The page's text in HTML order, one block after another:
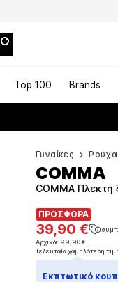
Top 100 Brands
Γυναίκες Ρούχα
ΠΡΟΣΦΟΡΑ
39,90 €
Αρχικά: 99,90 €
Τελευταία χαμηλότερη
ΠΡΟΣΦΟΡΑ
39,90 €
Αρχικά: 99,90 €
Τελευταία χαμηλότερη
COMMA Πλεκτή
COMMA
Εκπτωτικό